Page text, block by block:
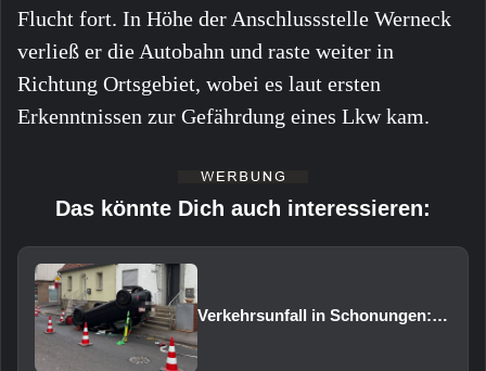
Flucht fort. In Höhe der Anschlussstelle Werneck
verließ er die Autobahn und raste weiter in
Richtung Ortsgebiet, wobei es laut ersten
Erkenntnissen zur Gefährdung eines Lkw kam.
Das könnte Dich auch interessieren:
Verkehrsunfall in Schonungen: Pkw überschlägt sich auf das Dach